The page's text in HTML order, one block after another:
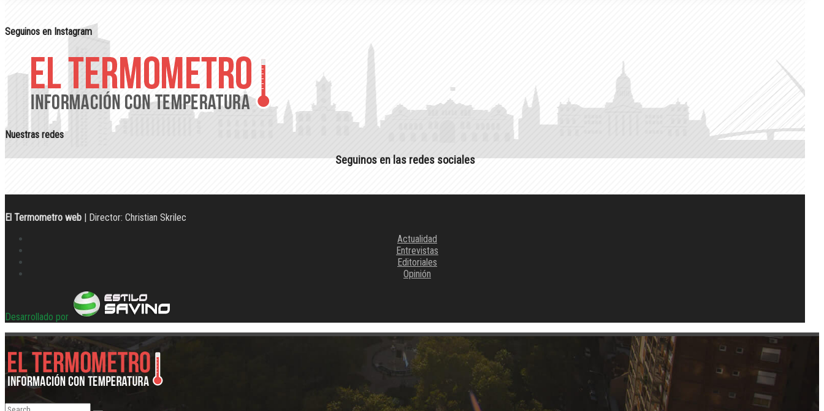
Seguinos en Instagram
Nuestras redes
Seguinos en las redes sociales
El Termometro web | Director: Christian Skrilec
Actualidad
Entrevistas
Editoriales
Opinión
Desarrollado por